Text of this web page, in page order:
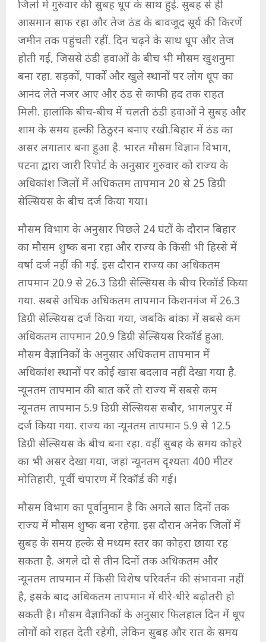
जिलों में गुरुवार की सुबह धूप के साथ हुई. सुबह से ही
आसमान साफ रहा और तेज ठंड के बावजूद सूर्य की किरणें
जमीन तक पहुंचती रहीं. दिन चढ़ने के साथ धूप और तेज
होती गई, जिससे ठंडी हवाओं के बीच भी मौसम खुशनुमा
बना रहा. सड़कों, पार्कों और खुले स्थानों पर लोग धूप का
आनंद लेते नजर आए और ठंड से काफी हद तक राहत
मिली. हालांकि बीच-बीच में चलती ठंडी हवाओं ने सुबह और
शाम के समय हल्की ठिठुरन बनाए रखी.बिहार में ठंड का
असर लगातार बना हुआ है. भारत मौसम विज्ञान विभाग,
पटना द्वारा जारी रिपोर्ट के अनुसार गुरुवार को राज्य के
अधिकांश जिलों में अधिकतम तापमान 20 से 25 डिग्री
सेल्सियस के बीच दर्ज किया गया।
मौसम विभाग के अनुसार पिछले 24 घंटों के दौरान बिहार
का मौसम शुष्क बना रहा और राज्य के किसी भी हिस्से में
वर्षा दर्ज नहीं की गई. इस दौरान राज्य का अधिकतम
तापमान 20.9 से 26.3 डिग्री सेल्सियस के बीच रिकॉर्ड किया
गया. सबसे अधिक अधिकतम तापमान किशनगंज में 26.3
डिग्री सेल्सियस दर्ज किया गया, जबकि बांका में सबसे कम
अधिकतम तापमान 20.9 डिग्री सेल्सियस रिकॉर्ड हुआ.
मौसम वैज्ञानिकों के अनुसार अधिकतम तापमान में
अधिकांश स्थानों पर कोई खास बदलाव नहीं देखा गया है.
न्यूनतम तापमान की बात करें तो राज्य में सबसे कम
न्यूनतम तापमान 5.9 डिग्री सेल्सियस सबौर, भागलपुर में
दर्ज किया गया. राज्य का न्यूनतम तापमान 5.9 से 12.5
डिग्री सेल्सियस के बीच बना रहा. वहीं सुबह के समय कोहरे
का भी असर देखा गया, जहां न्यूनतम दृश्यता 400 मीटर
मोतिहारी, पूर्वी चंपारण में रिकॉर्ड की गई।
मौसम विभाग का पूर्वानुमान है कि अगले सात दिनों तक
राज्य में मौसम शुष्क बना रहेगा. इस दौरान अनेक जिलों में
सुबह के समय हल्के से मध्यम स्तर का कोहरा छाया रह
सकता है. अगले दो से तीन दिनों तक अधिकतम और
न्यूनतम तापमान में किसी विशेष परिवर्तन की संभावना नहीं
है, इसके बाद अधिकतम तापमान में धीरे-धीरे बढ़ोतरी हो
सकती है। मौसम वैज्ञानिकों के अनुसार फिलहाल दिन में धूप
लोगों को राहत देती रहेगी, लेकिन सुबह और रात के समय